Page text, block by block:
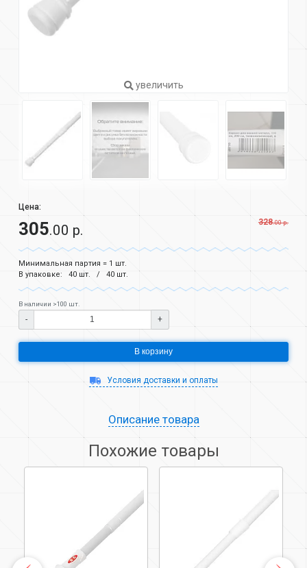
увеличить
Цена:
328.00 р.
305.00 р.
Минимальная партия = 1 шт.
В упаковке:
40 шт. 40 шт.
В наличии >100 шт.
- +
В корзину
Условия доставки и оплаты
Описание товара
Похожие товары